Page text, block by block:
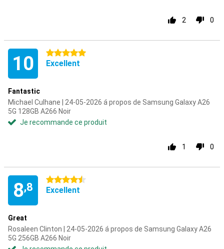
2 0
10 5 étoiles
Excellent
Fantastic
Michael Culhane | 24-05-2026 á propos de Samsung Galaxy A26
5G 128GB A266 Noir
Je recommande ce produit
1 0
8,8
4.5 étoiles
Excellent
Great
Rosaleen Clinton | 24-05-2026 á propos de Samsung Galaxy A26
5G 256GB A266 Noir